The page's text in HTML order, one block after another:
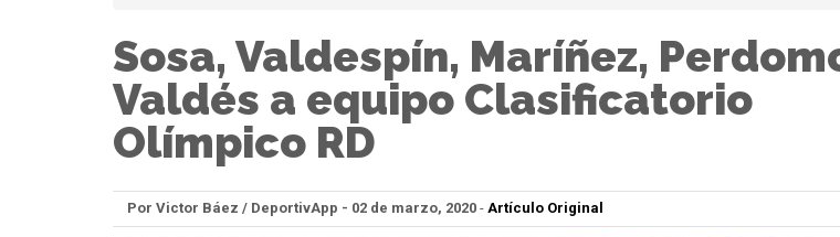
Sosa, Valdespín, Maríñez,
Valdés a equipo Clasificatorio
Olímpico RD
Por Victor Báez / DeportivApp - 02 de marzo, 2020 - Artículo Original